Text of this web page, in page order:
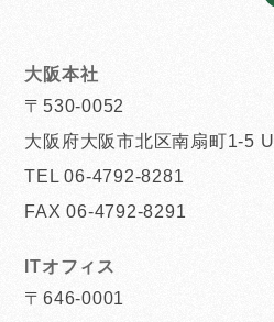
大阪本社
〒530-0052
大阪府大阪市北区南扇町1-5
TEL 06-4792-8281
FAX 06-4792-8291
ITオフィス
〒646-0001